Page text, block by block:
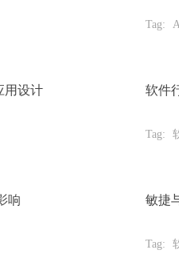
Tag:
用设计 软件
Tag:
响 敏捷
Tag: